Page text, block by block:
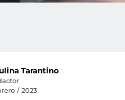
Tarantino
/ 2023